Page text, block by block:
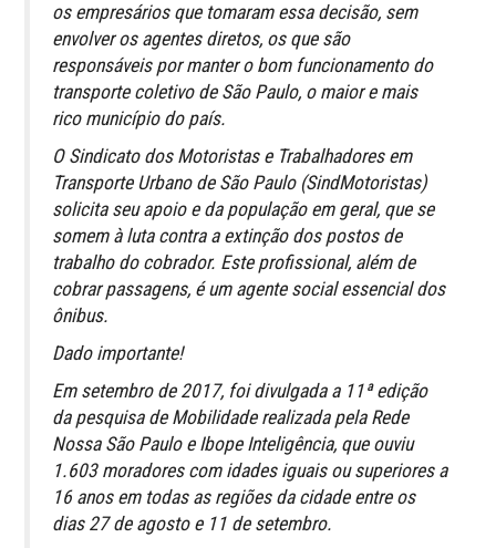
os empresários que tomaram essa decisão, sem
envolver os agentes diretos, os que são
responsáveis por manter o bom funcionamento do
transporte coletivo de São Paulo, o maior e mais
rico município do país.
O Sindicato dos Motoristas e Trabalhadores em
Transporte Urbano de São Paulo (SindMotoristas)
solicita seu apoio e da população em geral, que se
somem à luta contra a extinção dos postos de
trabalho do cobrador. Este profissional, além de
cobrar passagens, é um agente social essencial dos
ônibus.
Dado importante!
Em setembro de 2017, foi divulgada a 11ª edição
da pesquisa de Mobilidade realizada pela Rede
Nossa São Paulo e Ibope Inteligência, que ouviu
1.603 moradores com idades iguais ou superiores a
16 anos em todas as regiões da cidade entre os
dias 27 de agosto e 11 de setembro.